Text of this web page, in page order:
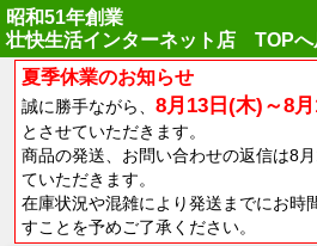
昭和51年創業
壮快生活インターネット店 TOPへ
夏季休業のお知らせ
誠に勝手ながら、 8月13日(木)～8
とさせていただきます。
商品の発送、お問い合わせの返信は8
ていただきます。
在庫状況や混雑により発送までにお時
すことを予めご了承ください。